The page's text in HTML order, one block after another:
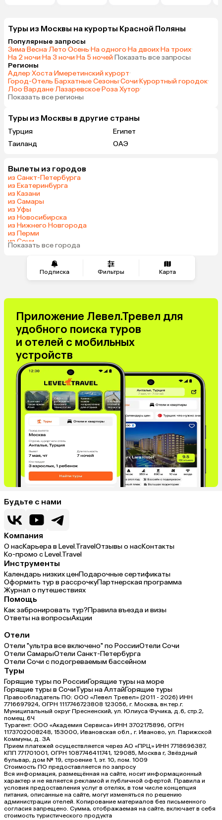
Подписка Фильтры Карта
Туры из Москвы на курорты Красной Поляны
Популярные запросы
Зима·Весна·Лето·Осень·На одного·На двоих·На троих·
На 2 ночи·На 3 ночи·На 5 ночей·Показать все запросы
Регионы
Адлер·Хоста·Имеретинский курорт·
Город-Отель Бархатные Сезоны·Сочи·Курортный городок·
Лоо·Вардане·Лазаревское·Роза Хутор·
Показать все регионы
Туры из Москвы в другие страны
Турция
Египет
Таиланд
ОАЭ
Вылеты из городов
из Санкт-Петербурга
из Екатеринбурга
из Казани
из Самары
из Уфы
из Новосибирска
из Нижнего Новгорода
из Перми
из Сочи
из Челябинска
Показать все города
Приложение Левел.Тревел для
удобного поиска туров
и отелей с мобильных
устройств
Будьте с нами
Компания
О насКарьера в Level.TravelОтзывы о насКонтакты
Ко-промо с Level.Travel
Инструменты
Календарь низких ценПодарочные сертификаты
Оформить тур в рассрочкуПартнерская программа
Журнал о путешествиях
Помощь
Как забронировать тур?Правила въезда и визы
Ответы на вопросыАкции
Отели
Отели "ультра все включено" по РоссииОтели Сочи
Отели СамарыОтели Санкт-Петербурга
Отели Сочи с подогреваемым бассейном
Туры
Горящие туры по РоссииГорящие туры на море
Горящие туры в СочиТуры на АлтайГорящие туры
Правообладатель ПО: ООО «Левел Тревел» (2011 - 2026) ИНН
7716697924, ОГРН 1117746723808 123056, г. Москва, вн.тер.г.
Муниципальный округ Пресненский, ул. Юлиуса Фучика, д.6, стр.2,
помещ.6Ч
Турагент: ООО «Академия Сервиса» ИНН 3702175896, ОГРН
1173702008248, 153000, Ивановская обл., г. Иваново, ул. Парижской
Коммуны, д. ЗА
Прием платежей осуществляется через АО «ПРЦ» ИНН 7718696387,
КПП 771701001, ОГРН 1087746411741, 129085, Москва г, Звёздный
бульвар, дом № 19, строение 1, эт. 10, пом. 1009
Стоимость ПО предоставляется по запросу
Вся информация, размещённая на сайте, носит информационный
характер и не является рекламой и публичной офертой. Правила и
условия предоставления услуг в отелях, в том числе концепция
питания, описанные на сайте, могут изменяться по решению
администрации отелей. Копирование материалов без письменного
согласия запрещено. Сумма, отображаемая на сайте, включает в себя
стоимость туристического продукта